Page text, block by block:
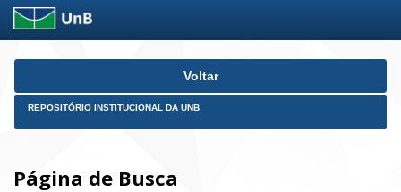
Skip
Voltar
REPOSITÓRIO INSTITUCIONAL DA UNB
Página de Busca